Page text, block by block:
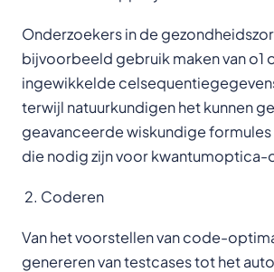
Onderzoekers in de
bijvoorbeeld gebruik maken van o1
ingewikkelde
terwijl natuurkundigen het kunnen
geavanceerde wiskundige
die nodig zijn voor kwantumoptica-
Coderen
Van het voorstellen van code-
genereren van testcases tot het